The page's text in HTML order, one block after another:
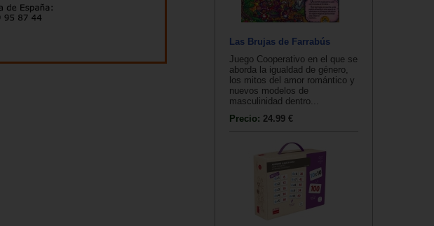
Las Brujas de Farrabús
Juego Cooperativo en el que se
aborda la igualdad de género,
los mitos del amor romántico y
nuevos modelos de
masculinidad dentro...
Precio: 24.99 €